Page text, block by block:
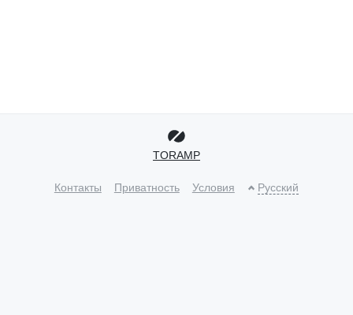
TORAMP
Контакты Приватность Условия Русский